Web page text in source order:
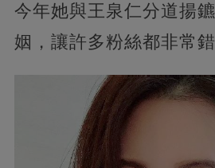
今年她與王泉仁分道揚
姻，讓許多粉絲都非常錯